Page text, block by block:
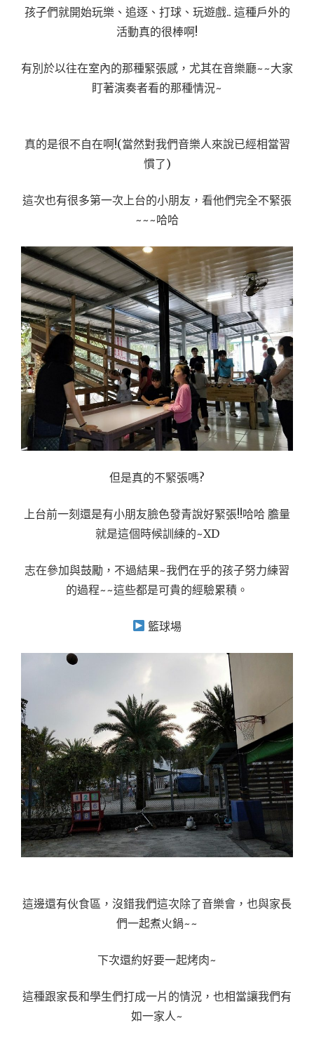
孩子們就開始玩樂、追逐、打球、玩遊戲.. 這種戶外的
活動真的很棒啊!
有別於以往在室內的那種緊張感，尤其在音樂廳~~大家
盯著演奏者看的那種情況~
真的是很不自在啊!(當然對我們音樂人來說已經相當習
慣了)
這次也有很多第一次上台的小朋友，看他們完全不緊張
~~~哈哈
但是真的不緊張嗎?
上台前一刻還是有小朋友臉色發青說好緊張!!哈哈 膽量
就是這個時候訓練的~XD
志在參加與鼓勵，不過結果~我們在乎的孩子努力練習
的過程~~這些都是可貴的經驗累積。
籃球場
這邊還有伙食區，沒錯我們這次除了音樂會，也與家長
們一起煮火鍋~~
下次還約好要一起烤肉~
這種跟家長和學生們打成一片的情況，也相當讓我們有
如一家人~